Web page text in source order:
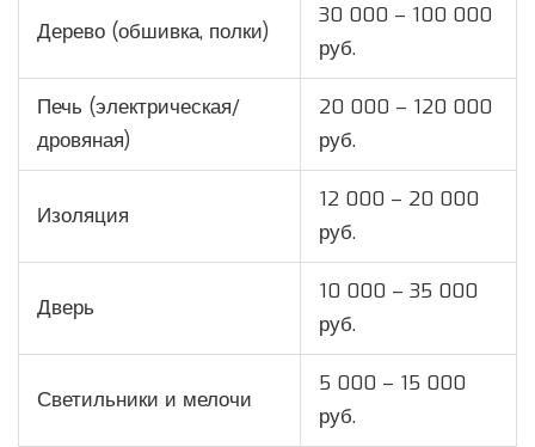
Дерево (обшивка, полки)
30 000 – 100 000
руб.
Печь (электрическая/
дровяная)
20 000 – 120 000
руб.
Изоляция
12 000 – 20 000
руб.
Дверь
10 000 – 35 000
руб.
Светильники и мелочи
5 000 – 15 000
руб.